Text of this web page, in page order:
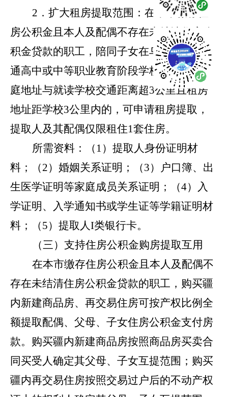
2．扩大租房提取范围：在本市缴存住
房公积金且本人及配偶不存在未结清住房公
积金贷款的职工，陪同子女在乌鲁木齐市普
通高中或中等职业教育阶段学校就学时，家
庭地址与就读学校交通距离超3公里且租房
地址距学校3公里内的，可申请租房提取，
提取人及其配偶仅限租住1套住房。
所需资料：（ 1）提取人身份证明材
料；（2）婚姻关系证明；（3）户口簿、出
生医学证明等家庭成员关系证明；（4）入
学证明、入学通知书或学生证等学籍证明材
料；（5）提取人I类银行卡。
（三）支持住房公积金购房提取互用
在本市缴存住房公积金且本人及配偶不
存在未结清住房公积金贷款的职工，购买疆
内新建商品房、再交易住房可按产权比例全
额提取配偶、父母、子女住房公积金支付房
款。购买疆内新建商品房按照商品房买卖合
同买受人确定其父母、子女互提范围；购买
疆内再交易住房按照交易过户后的不动产权